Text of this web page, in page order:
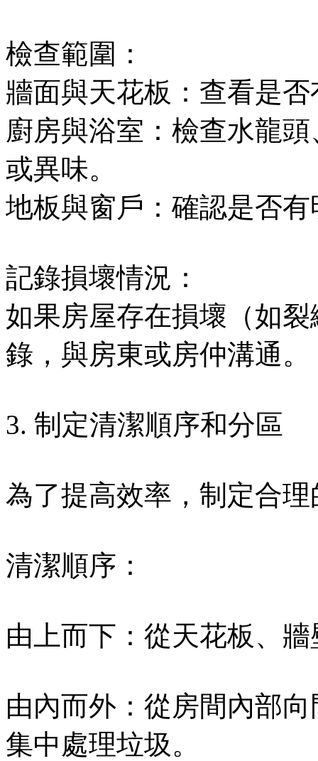
檢查範圍：
牆面與天花板：查看是
廚房與浴室：檢查水龍
或異味。
地板與窗戶：確認是否
記錄損壞情況：
如果房屋存在損壞（如
錄，與房東或房仲溝通。
3. 制定清潔順序和分區
為了提高效率，制定合
清潔順序：
由上而下：從天花板、
由內而外：從房間內部
集中處理垃圾。